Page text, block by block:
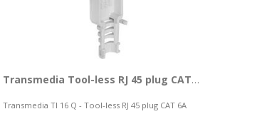
Transmedia Tool-less RJ 45 plug CAT 6A
Transmedia TI 16 Q - Tool-less RJ 45 plug CAT 6A